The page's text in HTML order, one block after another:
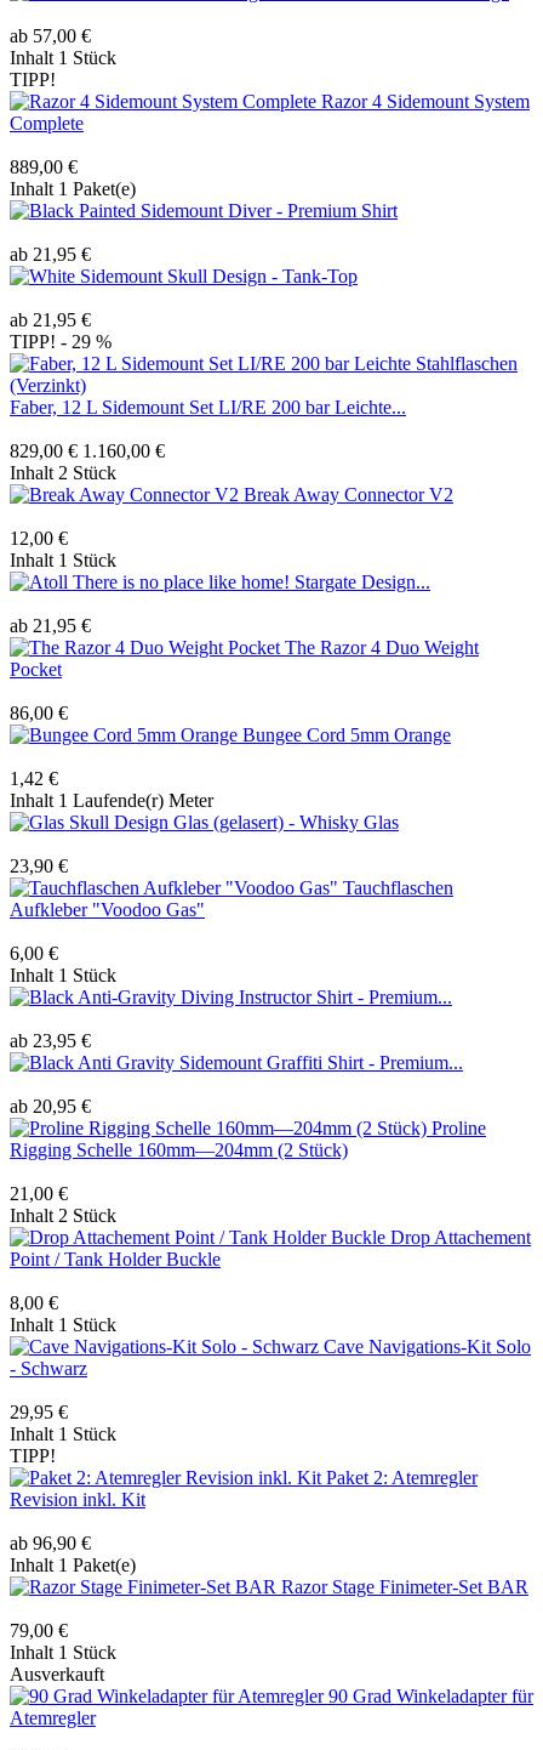
ab 57,00 €
Inhalt 1 Stück
TIPP!
Razor 4 Sidemount System
Complete
889,00 €
Inhalt 1 Paket(e)
Painted Sidemount Diver - Premium Shirt
ab 21,95 €
Sidemount Skull Design - Tank-Top
ab 21,95 €
TIPP! - 29 %
Faber, 12 L Sidemount Set LI/RE 200 bar Leichte...
829,00 € 1.160,00 €
Inhalt 2 Stück
Break Away Connector V2
12,00 €
Inhalt 1 Stück
There is no place like home! Stargate Design...
ab 21,95 €
The Razor 4 Duo Weight
Pocket
86,00 €
Bungee Cord 5mm Orange
1,42 €
Inhalt 1 Laufende(r) Meter
Skull Design Glas (gelasert) - Whisky Glas
23,90 €
Tauchflaschen
Aufkleber "Voodoo Gas"
6,00 €
Inhalt 1 Stück
Anti-Gravity Diving Instructor Shirt - Premium...
ab 23,95 €
Anti Gravity Sidemount Graffiti Shirt - Premium...
ab 20,95 €
Proline
Rigging Schelle 160mm—204mm (2 Stück)
21,00 €
Inhalt 2 Stück
Drop Attachement
Point / Tank Holder Buckle
8,00 €
Inhalt 1 Stück
Cave Navigations-Kit Solo
- Schwarz
29,95 €
Inhalt 1 Stück
TIPP!
Paket 2: Atemregler
Revision inkl. Kit
ab 96,90 €
Inhalt 1 Paket(e)
Razor Stage Finimeter-Set BAR
79,00 €
Inhalt 1 Stück
Ausverkauft
90 Grad Winkeladapter für
Atemregler